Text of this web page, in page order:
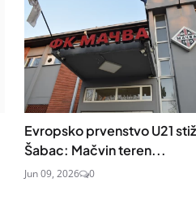
Evropsko prvenstvo U21
Šabac: Mačvin teren...
Jun 09, 2026 0